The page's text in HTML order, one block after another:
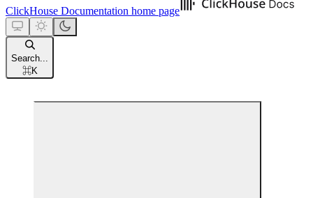
ClickHouse Documentation home page
Search...
⌘K